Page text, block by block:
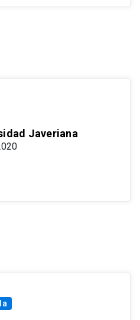
Javeriana